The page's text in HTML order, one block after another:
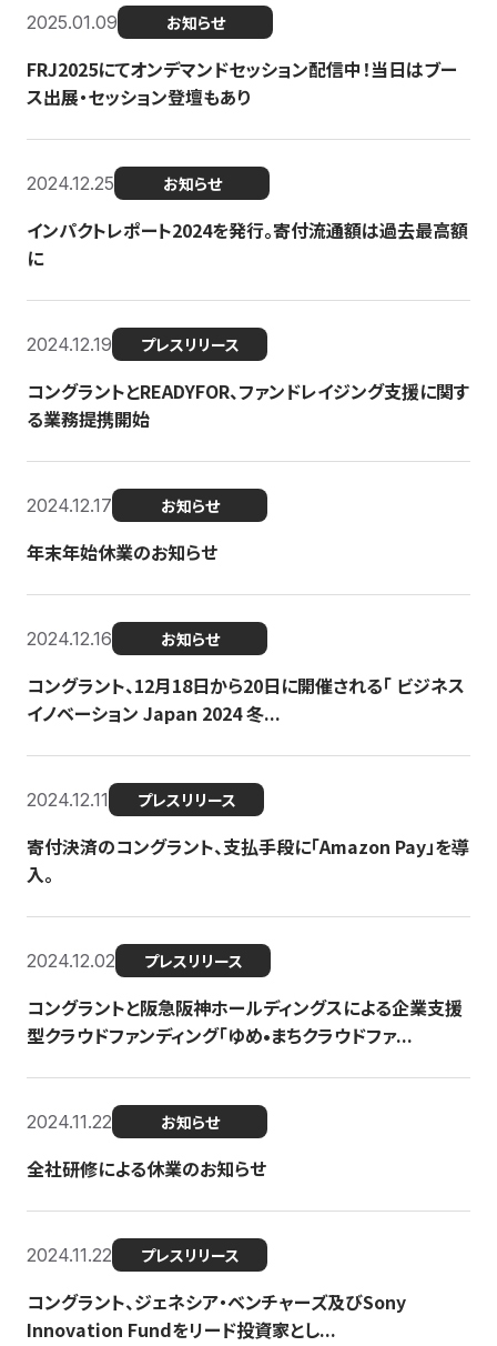
2025.01.09 お知らせ
FRJ2025にてオンデマンドセッション配信中！当日はブー
ス出展・セッション登壇もあり
2024.12.25 お知らせ
インパクトレポート2024を発行。寄付流通額は過去最高額
に
2024.12.19 プレスリリース
コングラントとREADYFOR、ファンドレイジング支援に関す
る業務提携開始
2024.12.17 お知らせ
年末年始休業のお知らせ
2024.12.16 お知らせ
コングラント、12月18日から20日に開催される「 ビジネス
イノベーション Japan 2024 冬...
2024.12.11 プレスリリース
寄付決済のコングラント、支払手段に「Amazon Pay」を導
入。
2024.12.02 プレスリリース
コングラントと阪急阪神ホールディングスによる企業支援
型クラウドファンディング「ゆめ•まちクラウドファ...
2024.11.22 お知らせ
全社研修による休業のお知らせ
2024.11.22 プレスリリース
コングラント、ジェネシア・ベンチャーズ及びSony
Innovation Fundをリード投資家とし...